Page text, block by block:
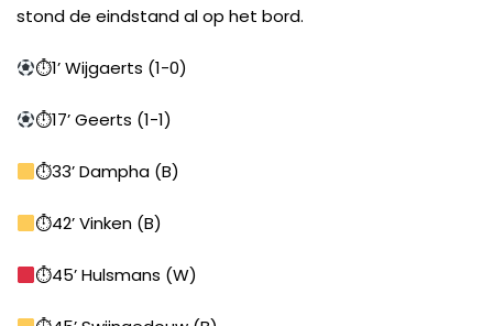
stond de eindstand al op het bord.
⏱1’ Wijgaerts (1-0)
⏱17’ Geerts (1-1)
⏱33’ Dampha (B)
⏱42’ Vinken (B)
⏱45’ Hulsmans (W)